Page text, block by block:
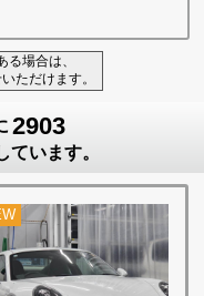
場合は、
ただけます。
2903
います。